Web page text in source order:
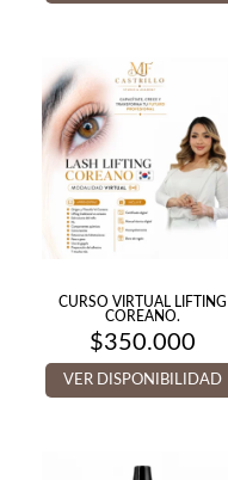
desde
CURSO VIRTUAL LIFTING
COREANO.
$350.000
VER DISPONIBILIDAD